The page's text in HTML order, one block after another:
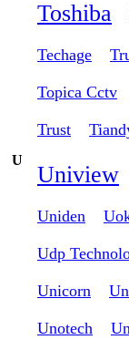
Toshiba
Techage
Topica Cctv
Trust
U
Uniview
Uniden
Udp
Unicorn
Unotech